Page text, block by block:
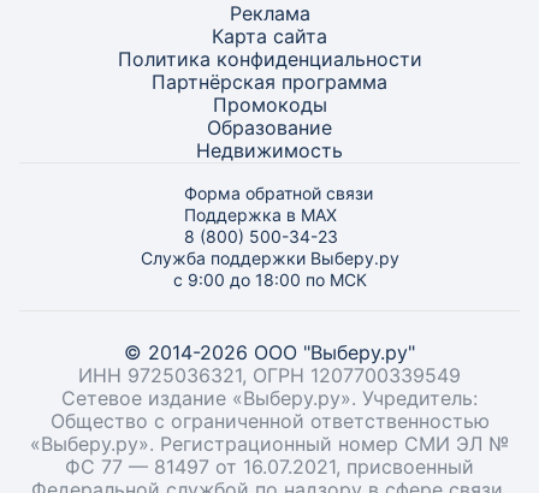
Реклама
Карта сайта
Политика конфиденциальности
Партнёрская программа
Промокоды
Образование
Недвижимость
Форма обратной связи
Поддержка в MAX
8 (800) 500-34-23
Служба поддержки Выберу.ру
с 9:00 до 18:00 по МСК
© 2014-2026 ООО "Выберу.ру"
ИНН 9725036321, ОГРН 1207700339549
Сетевое издание «Выберу.ру». Учредитель:
Общество с ограниченной ответственностью
«Выберу.ру». Регистрационный номер СМИ ЭЛ №
ФС 77 — 81497 от 16.07.2021, присвоенный